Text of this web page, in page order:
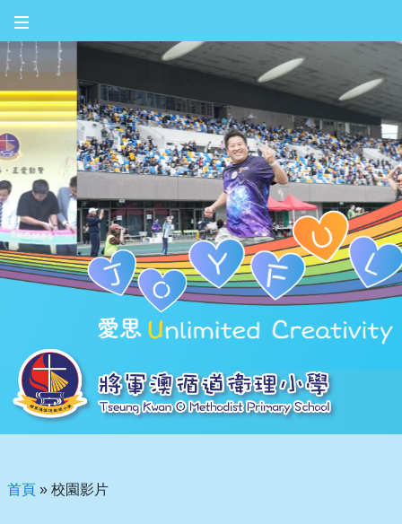
首頁 » 校園影片